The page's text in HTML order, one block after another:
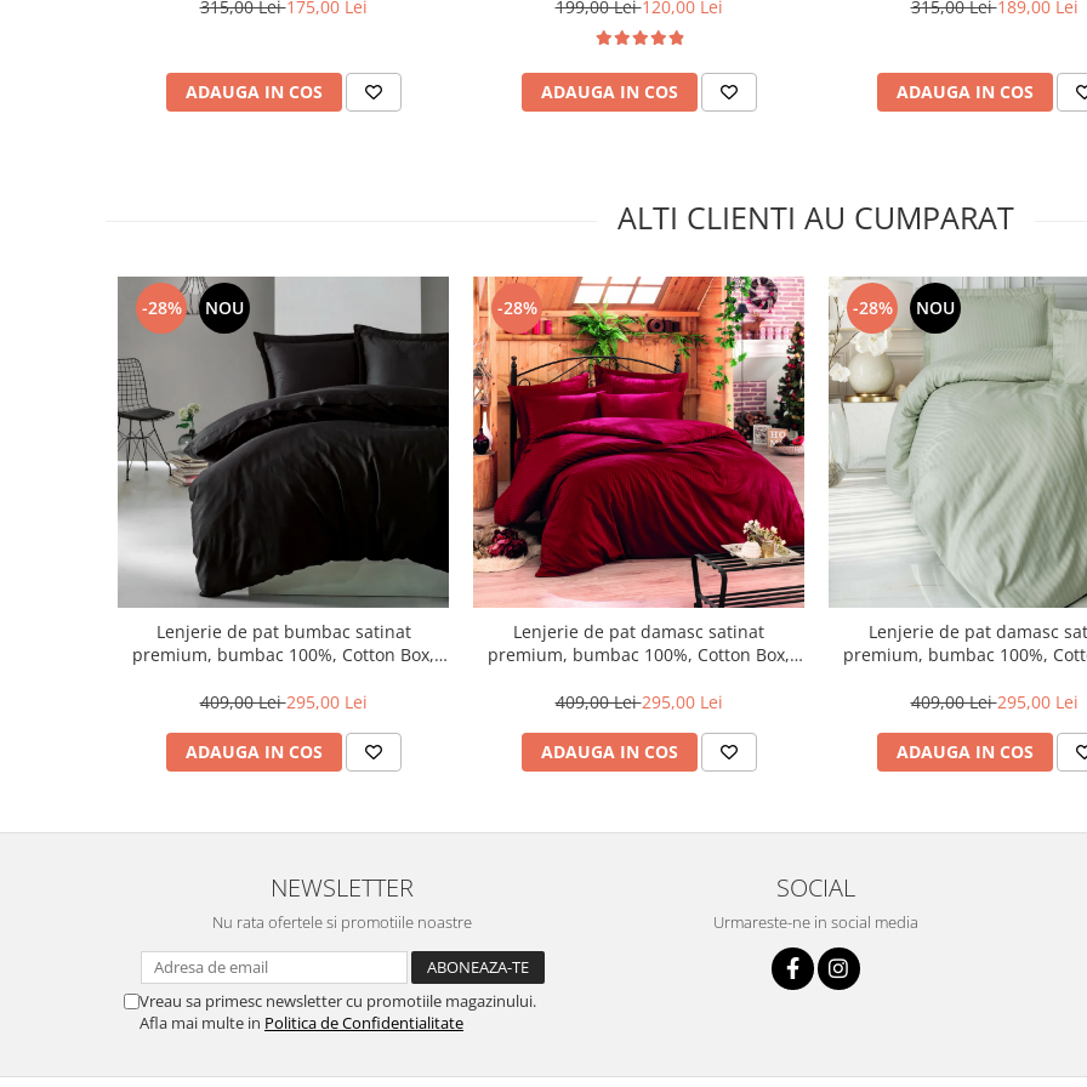
315,00 Lei175,00 Lei
ADAUGA IN COS
199,00 Lei120,00 Lei
ADAUGA IN COS
315,00 Lei189,00 Lei
ADAUGA IN COS
ALTI CLIENTI AU CUMPARAT
-28% NOU
Lenjerie de pat bumbac satinat
premium, bumbac 100%, Cotton Box,
409,00 Lei295,00 Lei
ADAUGA IN COS
-28%
Lenjerie de pat damasc satinat
premium, bumbac 100%, Cotton Box,
409,00 Lei295,00 Lei
ADAUGA IN COS
-28% NOU
Lenjerie de pat damasc
premium, bumbac 100%,
409,00 Lei295,00 Lei
ADAUGA IN COS
NEWSLETTER
Nu rata ofertele si promotiile noastre
Vreau sa primesc newsletter cu promotiile magazinului.
Afla mai multe in Politica de Confidentialitate
SOCIAL
Urmareste-ne in social media